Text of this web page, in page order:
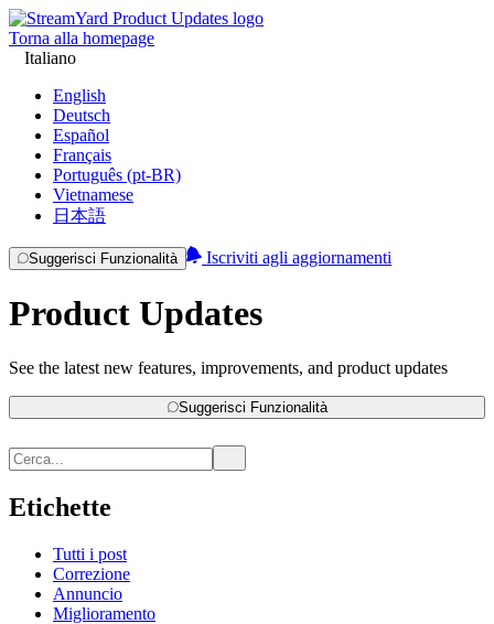
Torna alla homepage
Italiano
English
Deutsch
Español
Français
Português (pt-BR)
Vietnamese
日本語
Suggerisci Funzionalità Iscriviti agli aggiornamenti
Product Updates
See the latest new features, improvements, and product updates
Suggerisci Funzionalità
Etichette
Tutti i post
Correzione
Annuncio
Miglioramento